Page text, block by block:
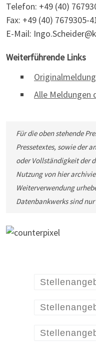
Telefon: +49 (40)
Fax: +49 (40) 7679305-
E-Mail:
Weiterführende Links
Alle Meldungen
Für die oben stehende
Pressetextes, sowie der
oder Vollständigkeit der
Nutzung von hier
Weiterverwendung
Datenbankwerks sind